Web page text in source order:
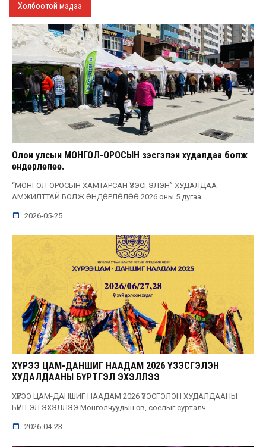
Холбоотой мэдээ
Олон улсын МОНГОЛ-ОРОСЫН үзэсгэлэн худалдаа болж
өндөрлөлөө.
“МОНГОЛ-ОРОСЫН ХАМТАРСАН ҮЗЭСГЭЛЭН” ХУДАЛДАА
АМЖИЛТТАЙ БОЛЖ ӨНДӨРЛӨЛӨӨ 2026 оны 5 дугаа
2026-05-25
ХҮРЭЭ ЦАМ-ДАНШИГ НААДАМ 2026 ҮЗЭСГЭЛЭН
ХУДАЛДААНЫ БҮРТГЭЛ ЭХЭЛЛЭЭ
ХҮРЭЭ ЦАМ-ДАНШИГ НААДАМ 2026 ҮЗЭСГЭЛЭН ХУДАЛДААНЫ
БҮРТГЭЛ ЭХЭЛЛЭЭ Монголчуудын өв, соёлыг сурталч
2026-04-23